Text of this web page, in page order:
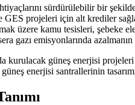
sürdürülebilir bir
GES projeleri için alt krediler
üzere kamu tesisleri, şebeke
gazı emisyonlarında azalmanın
kurulacak güneş enerjisi
güneş enerjisi santrallerinin